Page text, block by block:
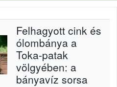
Felhagyott cink és
ólombánya a
Toka-patak
völgyében: a
bányavíz sorsa